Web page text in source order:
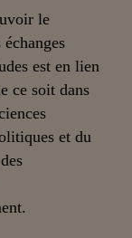
le
est en lien
ce soit dans
et du